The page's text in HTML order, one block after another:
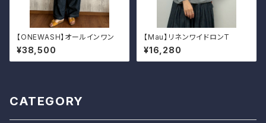
【ONEWASH】オールインワン
¥38,500
【Mau】リネンワイドロンT
¥16,280
CATEGORY